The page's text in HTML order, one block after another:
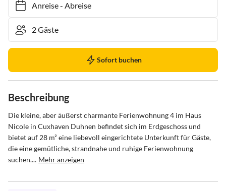
Anreise- Abreise
Sofort buchen
Beschreibung
Die kleine, aber äußerst charmante Ferienwohnung 4 im Haus
Nicole in Cuxhaven Duhnen befindet sich im Erdgeschoss und
bietet auf 28 m² eine liebevoll eingerichtete Unterkunft für Gäste,
die eine gemütliche, strandnahe und ruhige Ferienwohnung
suchen.... Mehr anzeigen